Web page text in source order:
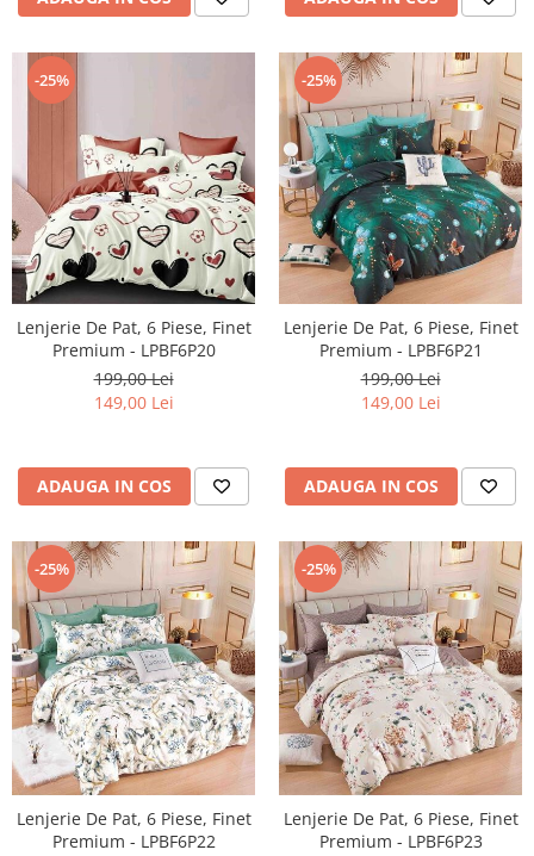
-25%
Lenjerie De Pat, 6 Piese, Finet
Premium - LPBF6P20
199,00 Lei
149,00 Lei
ADAUGA IN COS
-25%
Lenjerie De Pat, 6 Piese, Finet
Premium - LPBF6P21
199,00 Lei
149,00 Lei
ADAUGA IN COS
-25%
Lenjerie De Pat, 6 Piese, Finet
Premium - LPBF6P22
-25%
Lenjerie De Pat, 6 Piese, Finet
Premium - LPBF6P23